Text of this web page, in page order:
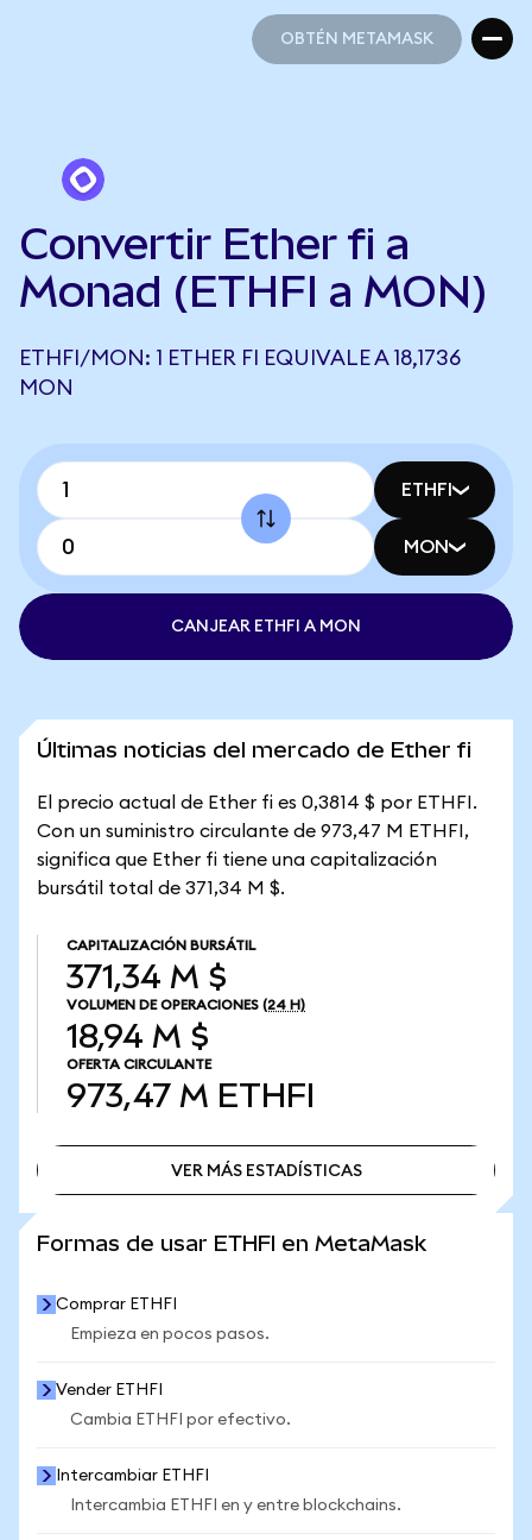
OBTÉN METAMASK
Convertir Ether fi a
Monad (ETHFI a MON)
ETHFI/MON: 1 ETHER FI EQUIVALE A 18,1736
MON
ETHFI
MON
CANJEAR ETHFI A MON
Últimas noticias del mercado de Ether fi
El precio actual de Ether fi es 0,3814 $ por ETHFI.
Con un suministro circulante de 973,47 M ETHFI,
significa que Ether fi tiene una capitalización
bursátil total de 371,34 M $.
CAPITALIZACIÓN BURSÁTIL
371,34 M $
VOLUMEN DE OPERACIONES (24 H)
18,94 M $
OFERTA CIRCULANTE
973,47 M ETHFI
VER MÁS ESTADÍSTICAS
Formas de usar ETHFI en MetaMask
Comprar ETHFI
Empieza en pocos pasos.
Vender ETHFI
Cambia ETHFI por efectivo.
Intercambiar ETHFI
Intercambia ETHFI en y entre blockchains.